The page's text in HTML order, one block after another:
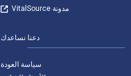
مدونة VitalSource
دعنا نساعدك
سياسة العودة